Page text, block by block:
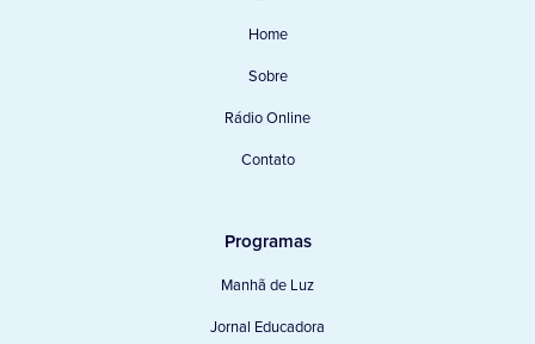
Home
Sobre
Rádio Online
Contato
Programas
Manhã de Luz
Jornal Educadora